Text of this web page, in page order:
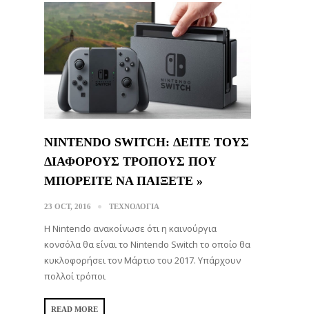
NINTENDO SWITCH: ΔΕΙΤΕ ΤΟΥΣ
ΔΙΑΦΟΡΟΥΣ ΤΡΟΠΟΥΣ ΠΟΥ
ΜΠΟΡΕΙΤΕ ΝΑ ΠΑΙΞΕΤΕ »
23 OCT, 2016 ΤΕΧΝΟΛΟΓΙΑ
Η Nintendo ανακοίνωσε ότι η καινούργια
κονσόλα θα είναι το Nintendo Switch το οποίο θα
κυκλοφορήσει τον Μάρτιο του 2017. Υπάρχουν
πολλοί τρόποι
READ MORE